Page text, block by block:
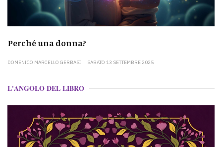
Perché una donna?
DOMENICO MARCELLO GERBASI SABATO 13 SETTEMBRE 2025
L'ANGOLO DEL LIBRO